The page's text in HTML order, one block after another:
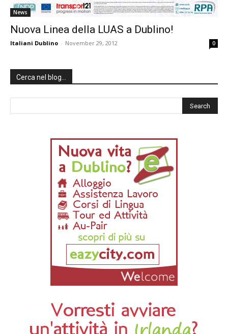
News
Nuova Linea della LUAS a Dublino!
Italiani Dublino - November 29, 2012 0
Cerca nel blog…